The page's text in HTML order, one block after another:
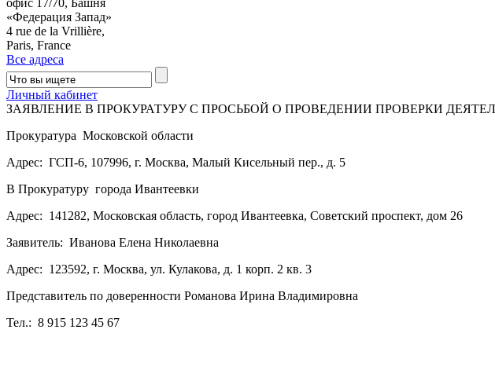
офис 17/70, Башня
«Федерация Запад»
4 rue de la Vrillière,
Paris, France
Все адреса
Личный кабинет
ЗАЯВЛЕНИЕ В ПРОКУРАТУРУ С ПРОСЬБОЙ О ПРОВЕДЕНИИ ПРОВЕРКИ
Прокуратура Московской области
Адрес: ГСП-6, 107996, г. Москва, Малый Кисельный пер., д. 5
В Прокуратуру города Ивантеевки
Адрес: 141282, Московская область, город Ивантеевка, Советский проспект, дом 26
Заявитель: Иванова Елена Николаевна
Адрес: 123592, г. Москва, ул. Кулакова, д. 1 корп. 2 кв. 3
Представитель по доверенности Романова Ирина Владимировна
Тел.: 8 915 123 45 67